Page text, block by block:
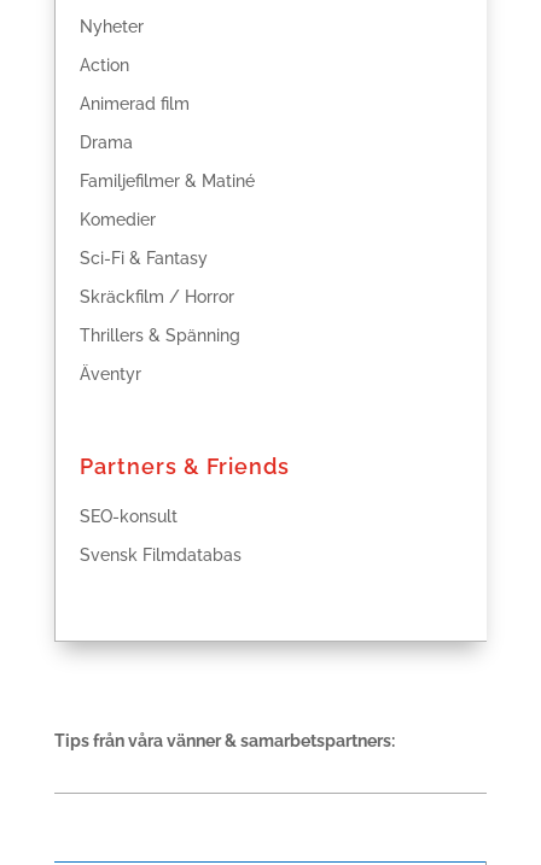
Nyheter
Action
Animerad film
Drama
Familjefilmer & Matiné
Komedier
Sci-Fi & Fantasy
Skräckfilm / Horror
Thrillers & Spänning
Äventyr
Partners & Friends
SEO-konsult
Svensk Filmdatabas
Tips från våra vänner & samarbetspartners: